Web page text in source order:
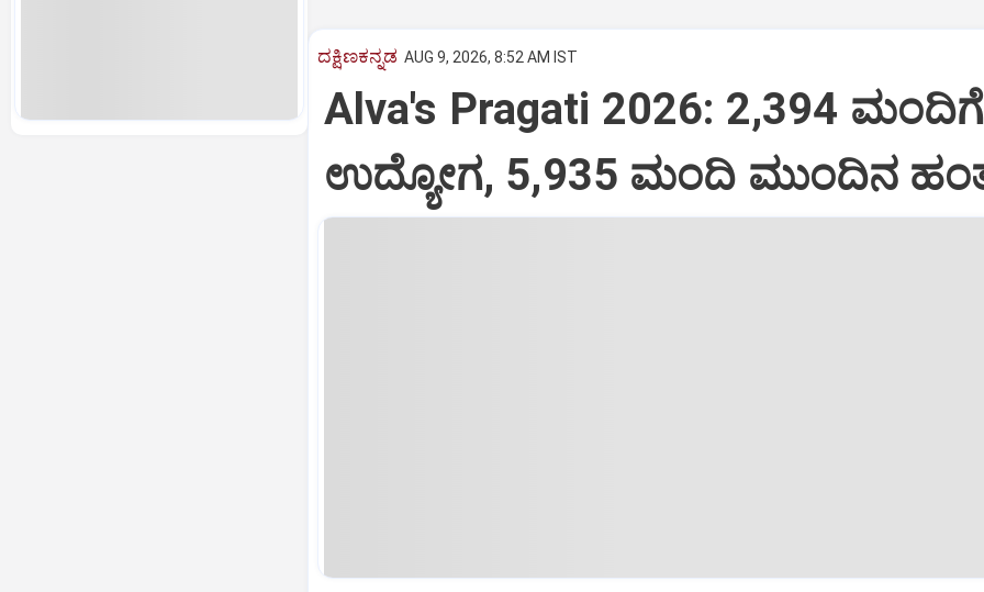
ದಕ್ಷಿಣಕನ್ನಡ AUG 9, 2026, 8:52 AM IST
Alva's Pragati 2026: 2,394 ಮಂದಿಗೆ
ಉದ್ಯೋಗ, 5,935 ಮಂದಿ ಮುಂದಿನ